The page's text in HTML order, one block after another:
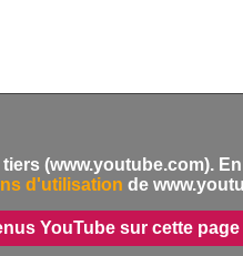
(www.youtube.com).
d'utilisation de
YouTube sur cette page